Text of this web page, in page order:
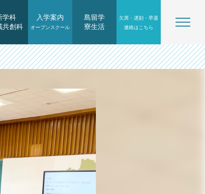
学科
共創科
入学案内
オープンスクール
島留学
寮生活
欠席・遅刻・早退
連絡はこちら